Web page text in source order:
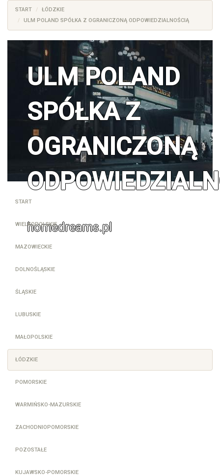
START
ŁÓDZKIE
ULM POLAND SPÓŁKA Z OGRANICZONĄ ODPOWIEDZIALNOŚCIĄ
ULM POLAND
SPÓŁKA Z
OGRANICZONĄ
homedreams.pl
START
WIELKOPOLSKIE
MAZOWIECKIE
DOLNOŚLĄSKIE
ŚLĄSKIE
LUBUSKIE
MAŁOPOLSKIE
ŁÓDZKIE
POMORSKIE
WARMIŃSKO-MAZURSKIE
ZACHODNIOPOMORSKIE
POZOSTAŁE
KUJAWSKO-POMORSKIE